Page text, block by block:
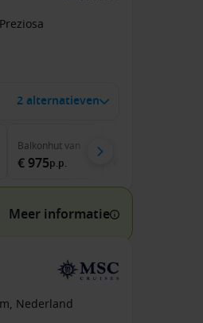
2 alternatieven
Balkonhutvan
€ 975p.p.
Meer informatie
Nederland